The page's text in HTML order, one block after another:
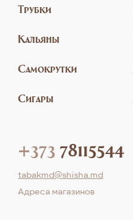
Трубки
Кальяны
Самокрутки
Сигары
+373 78115544
tabakmd@shisha.md
Aдреса магазинов